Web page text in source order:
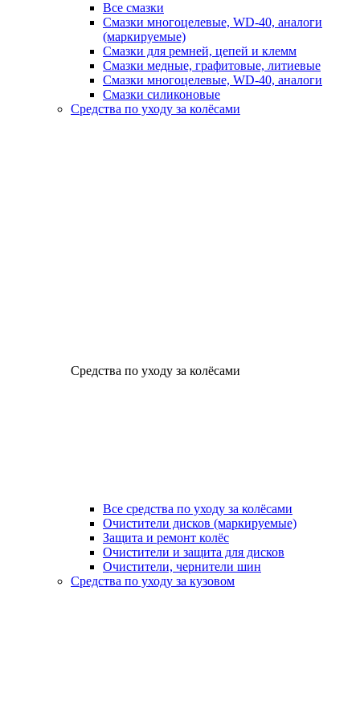
Все смазки
Смазки многоцелевые, WD-40, аналоги
(маркируемые)
Смазки для ремней, цепей и клемм
Смазки медные, графитовые, литиевые
Смазки многоцелевые, WD-40, аналоги
Смазки силиконовые
Средства по уходу за колёсами
Средства по уходу за колёсами
Все средства по уходу за колёсами
Очистители дисков (маркируемые)
Защита и ремонт колёс
Очистители и защита для дисков
Очистители, чернители шин
Средства по уходу за кузовом